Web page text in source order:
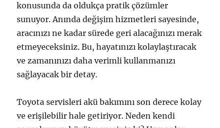
konusunda da oldukça pratik çözümler
sunuyor. Anında değişim hizmetleri sayesinde,
aracınızı ne kadar sürede geri alacağınızı merak
etmeyeceksiniz. Bu, hayatınızı kolaylaştıracak
ve zamanınızı daha verimli kullanmanızı
sağlayacak bir detay.
Toyota servisleri akü bakımını son derece kolay
ve erişilebilir hale getiriyor. Neden kendi